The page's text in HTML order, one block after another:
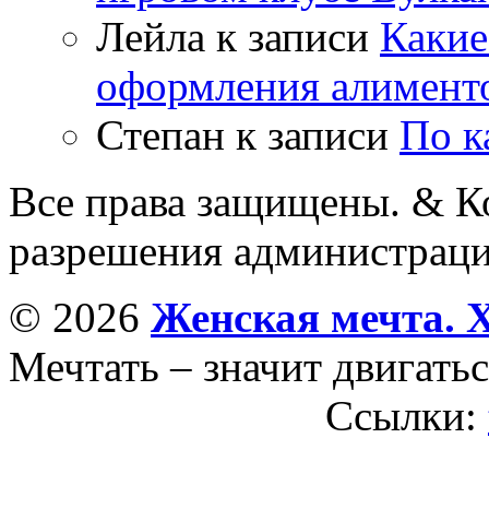
Лейла к записи
оформления
Степан к записи По
Все права защищены. &
разрешения
© 2026 Женская мечта.
Мечтать – значит
Ссылки: